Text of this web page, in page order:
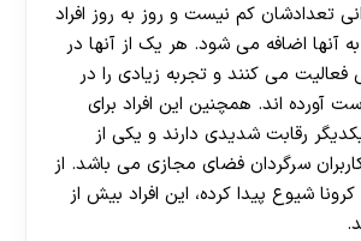
تعدادشان کم نیست و روز به روز افراد
آنها اضافه می شود. هر یک از آنها در
می کنند و تجربه زیادی را در
آورده اند. همچنین این افراد برای
رقابت شدیدی دارند و یکی از
سرگردان فضای مجازی می باشد. از
شیوع پیدا کرده، این افراد بیش از